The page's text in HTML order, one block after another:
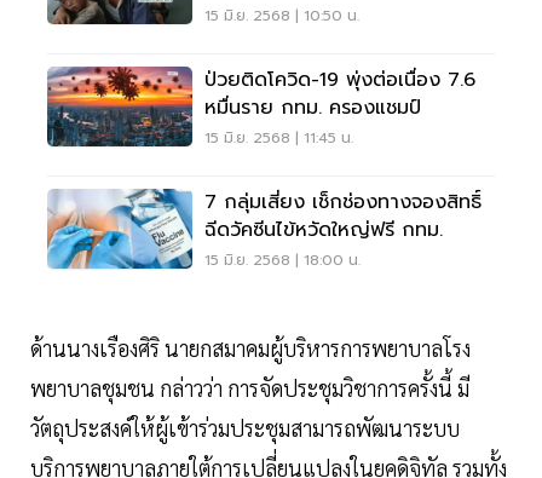
15 มิ.ย. 2568 | 10:50 น.
ป่วยติดโควิด-19 พุ่งต่อเนื่อง 7.6
หมื่นราย กทม. ครองแชมป์
15 มิ.ย. 2568 | 11:45 น.
7 กลุ่มเสี่ยง เช็กช่องทางจองสิทธิ์
ฉีดวัคซีนไข้หวัดใหญ่ฟรี กทม.
15 มิ.ย. 2568 | 18:00 น.
ด้านนางเรืองศิริ นายกสมาคมผู้บริหารการพยาบาลโรง
พยาบาลชุมชน กล่าวว่า การจัดประชุมวิชาการครั้งนี้ มี
วัตถุประสงค์ให้ผู้เข้าร่วมประชุมสามารถพัฒนาระบบ
บริการพยาบาลภายใต้การเปลี่ยนแปลงในยุคดิจิทัล รวมทั้ง